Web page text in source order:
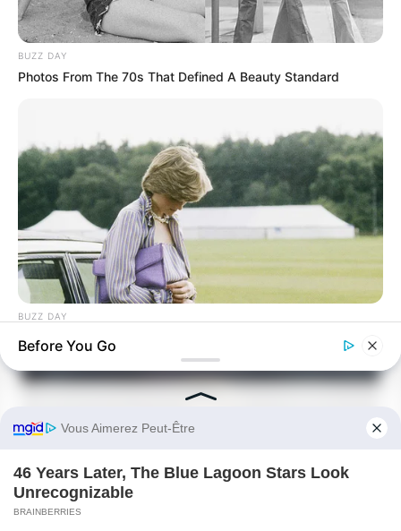
BUZZ DAY
Photos From The 70s That Defined A Beauty Standard
BUZZ DAY
Diana’s Last Words: Firefighter Finally Reveals The Truth
BUZZ DAY
Colorado Elk's Surprising Response After Being Freed From
Before You Go